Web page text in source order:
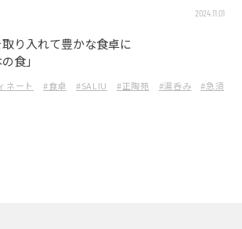
2024.11.01
り入れて豊かな食卓に
食」
ネート #食卓 #SALIU #正陶苑 #湯呑み #急須